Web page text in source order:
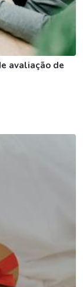
avaliação de